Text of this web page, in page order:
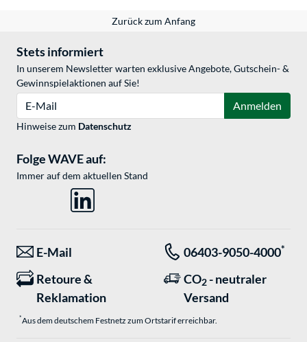
Zurück zum Anfang
Stets informiert
In unserem Newsletter warten exklusive Angebote, Gutschein- &
Gewinnspielaktionen auf Sie!
Anmelden
Hinweise zum Datenschutz
Folge WAVE auf:
Immer auf dem aktuellen Stand
E-Mail 06403-9050-4000*
Retoure &
Reklamation
CO2 - neutraler
Versand
*Aus dem deutschem Festnetz zum Ortstarif erreichbar.